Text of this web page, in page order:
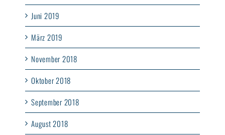
Juni 2019
März 2019
November 2018
Oktober 2018
September 2018
August 2018